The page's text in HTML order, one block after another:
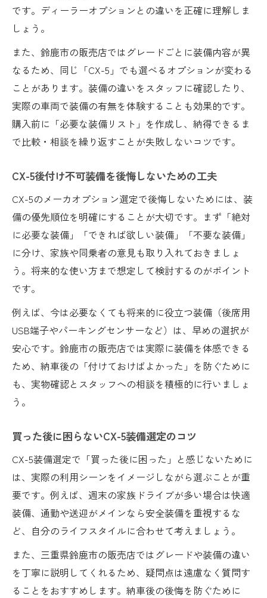
です。ディーラーオプションとの違いを正確に理解しま
しょう。
また、鈴鹿市の販売店ではグレードごとに装備内容が異
なるため、同じ「CX-5」でも選べるオプションが変わる
ことがあります。装備の違いをスタッフに確認したり、
実際の車両で装備の有無を体験することも効果的です。
購入前に「必要な装備リスト」を作成し、納得できるま
で比較・相談を繰り返すことが失敗しないコツです。
CX-5後付け不可装備を後悔しないための工夫
CX-5のメーカオプション選定で後悔しないためには、装
備の優先順位を明確にすることが大切です。まず「絶対
に必要な装備」「できれば欲しい装備」「不要な装備」
に分け、家族や同乗者の意見も取り入れておきましょ
う。将来的な使い方まで想定して検討するのがポイント
です。
例えば、今は必要なくても将来的に役立つ装備（後席用
USB端子やパーキングセンサーなど）は、早めの選択が
安心です。鈴鹿市の販売店では実際に装備を体感できる
ため、納車後の「付けておけばよかった」を防ぐために
も、実物確認とスタッフへの相談を積極的に行いましょ
う。
買った後に困らないCX-5装備選定のコツ
CX-5装備選定で「買った後に困った」と感じないために
は、実際の利用シーンをイメージしながら選ぶことが重
要です。例えば、週末の家族ドライブが多い場合は快適
装備、通勤や送迎がメインなら安全装備を重視するな
ど、自分のライフスタイルに合わせて考えましょう。
また、三重県鈴鹿市の販売店ではグレードや装備の違い
を丁寧に説明してくれるため、疑問点は遠慮なく質問す
ることをおすすめします。納車後の後悔を防ぐために